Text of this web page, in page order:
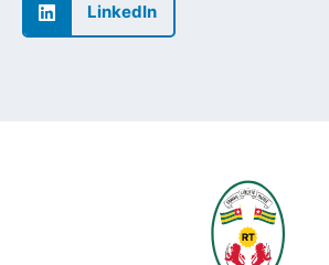
LinkedIn